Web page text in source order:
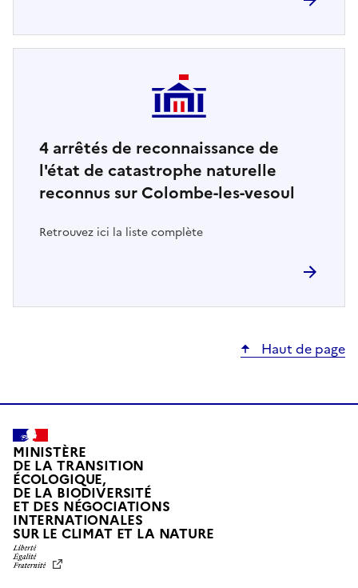
4 arrêtés de reconnaissance de
l'état de catastrophe naturelle
reconnus sur Colombe-les-vesoul
Retrouvez ici la liste complète
Haut de page
MINISTÈRE
DE LA TRANSITION
ÉCOLOGIQUE,
DE LA BIODIVERSITÉ
ET DES NÉGOCIATIONS
INTERNATIONALES
SUR LE CLIMAT ET LA NATUREL